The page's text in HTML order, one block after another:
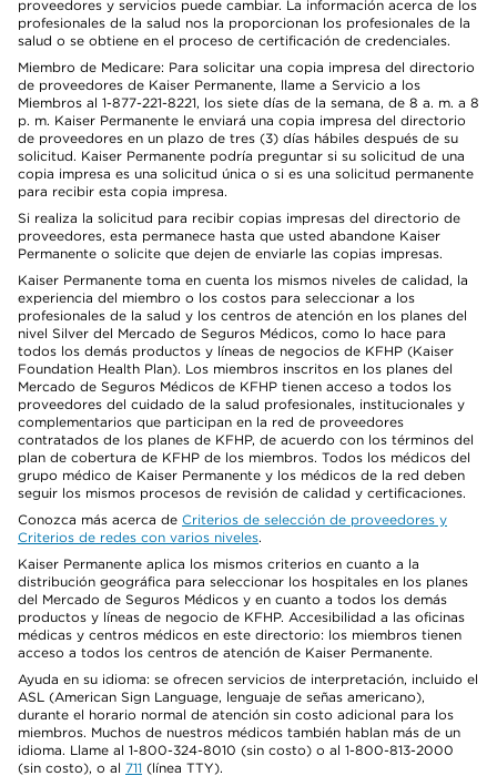
proveedores y servicios puede cambiar. La información acerca de los
profesionales de la salud nos la proporcionan los profesionales de la
salud o se obtiene en el proceso de certificación de credenciales.
Miembro de Medicare: Para solicitar una copia impresa del directorio
de proveedores de Kaiser Permanente, llame a Servicio a los
Miembros al 1-877-221-8221, los siete días de la semana, de 8 a. m. a 8
p. m. Kaiser Permanente le enviará una copia impresa del directorio
de proveedores en un plazo de tres (3) días hábiles después de su
solicitud. Kaiser Permanente podría preguntar si su solicitud de una
copia impresa es una solicitud única o si es una solicitud permanente
para recibir esta copia impresa.
Si realiza la solicitud para recibir copias impresas del directorio de
proveedores, esta permanece hasta que usted abandone Kaiser
Permanente o solicite que dejen de enviarle las copias impresas.
Kaiser Permanente toma en cuenta los mismos niveles de calidad, la
experiencia del miembro o los costos para seleccionar a los
profesionales de la salud y los centros de atención en los planes del
nivel Silver del Mercado de Seguros Médicos, como lo hace para
todos los demás productos y líneas de negocios de KFHP (Kaiser
Foundation Health Plan). Los miembros inscritos en los planes del
Mercado de Seguros Médicos de KFHP tienen acceso a todos los
proveedores del cuidado de la salud profesionales, institucionales y
complementarios que participan en la red de proveedores
contratados de los planes de KFHP, de acuerdo con los términos del
plan de cobertura de KFHP de los miembros. Todos los médicos del
grupo médico de Kaiser Permanente y los médicos de la red deben
seguir los mismos procesos de revisión de calidad y certificaciones.
Conozca más acerca de Criterios de selección de proveedores y
Criterios de redes con varios niveles.
Kaiser Permanente aplica los mismos criterios en cuanto a la
distribución geográfica para seleccionar los hospitales en los planes
del Mercado de Seguros Médicos y en cuanto a todos los demás
productos y líneas de negocio de KFHP. Accesibilidad a las oficinas
médicas y centros médicos en este directorio: los miembros tienen
acceso a todos los centros de atención de Kaiser Permanente.
Ayuda en su idioma: se ofrecen servicios de interpretación, incluido el
ASL (American Sign Language, lenguaje de señas americano),
durante el horario normal de atención sin costo adicional para los
miembros. Muchos de nuestros médicos también hablan más de un
idioma. Llame al 1-800-324-8010 (sin costo) o al 1-800-813-2000
(sin costo), o al 711 (línea TTY).